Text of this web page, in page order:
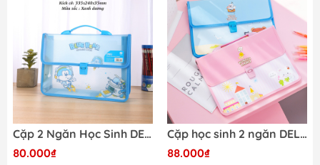
Cặp 2 Ngăn Học Sinh DELI E38134
80.000₫
Cặp học sinh 2 ngăn DELI W38167
88.000₫